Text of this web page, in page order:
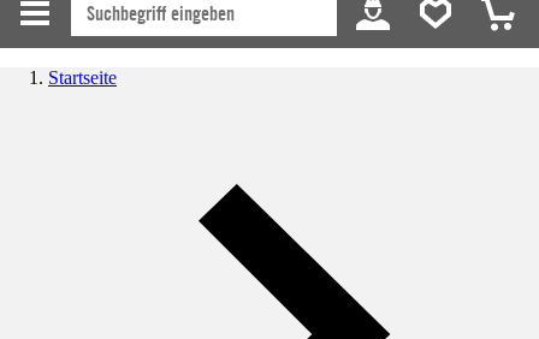
Startseite